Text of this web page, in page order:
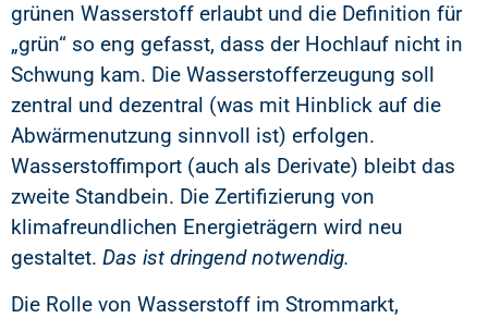
grünen Wasserstoff erlaubt und die Definition für
„grün“ so eng gefasst, dass der Hochlauf nicht in
Schwung kam. Die Wasserstofferzeugung soll
zentral und dezentral (was mit Hinblick auf die
Abwärmenutzung sinnvoll ist) erfolgen.
Wasserstoffimport (auch als Derivate) bleibt das
zweite Standbein. Die Zertifizierung von
klimafreundlichen Energieträgern wird neu
gestaltet. Das ist dringend notwendig.
Die Rolle von Wasserstoff im Strommarkt,